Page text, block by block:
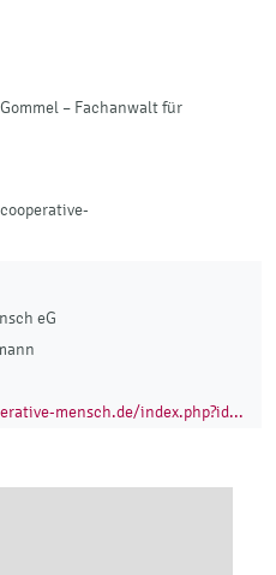
– Fachanwalt für
eG
mensch.de/index.php?id...